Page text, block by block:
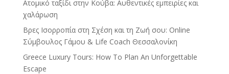
Ατομικό ταξίδι στην Κούβα: Αυθεντικές εμπειρίες και
χαλάρωση
Βρες Ισορροπία στη Σχέση και τη Ζωή σου: Online
Σύμβουλος Γάμου & Life Coach Θεσσαλονίκη
Greece Luxury Tours: How To Plan An Unforgettable
Escape